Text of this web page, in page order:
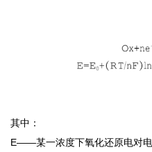
其中：
E——某一浓度下氧化还原电对电